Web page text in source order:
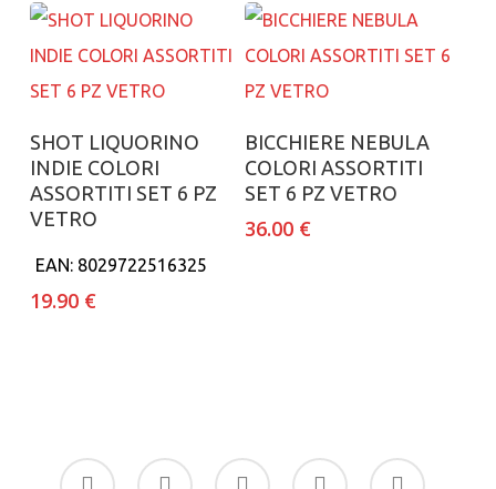
Aggiungi al carrello
SHOT LIQUORINO
INDIE COLORI
ASSORTITI SET 6 PZ
VETRO
EAN: 8029722516325
19.90 €
Aggiungi al carrello
BICCHIERE NEBULA
COLORI ASSORTITI
SET 6 PZ VETRO
36.00 €
facebook
google-
instagram whatsapp tiktok